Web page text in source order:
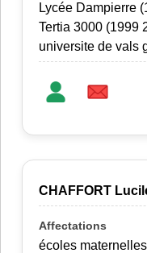
Lycée Dampierre
Tertia 3000 (1999
universite de vals
CHAFFORT
écoles